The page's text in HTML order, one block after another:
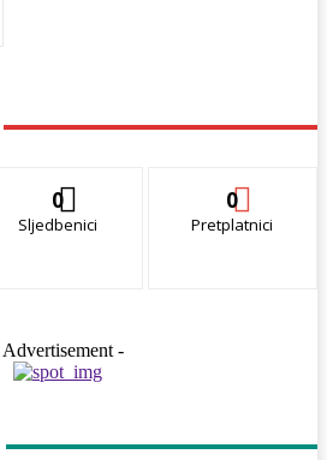
0
Sljedbenici
0
Pretplatnici
Advertisement -